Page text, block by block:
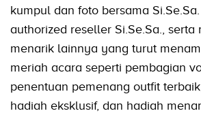
kumpul dan foto bersama
authorized reseller Si.Se.Sa., serta
menarik lainnya yang turut
meriah acara seperti pembagian
penentuan pemenang outfit
hadiah eksklusif, dan hadiah